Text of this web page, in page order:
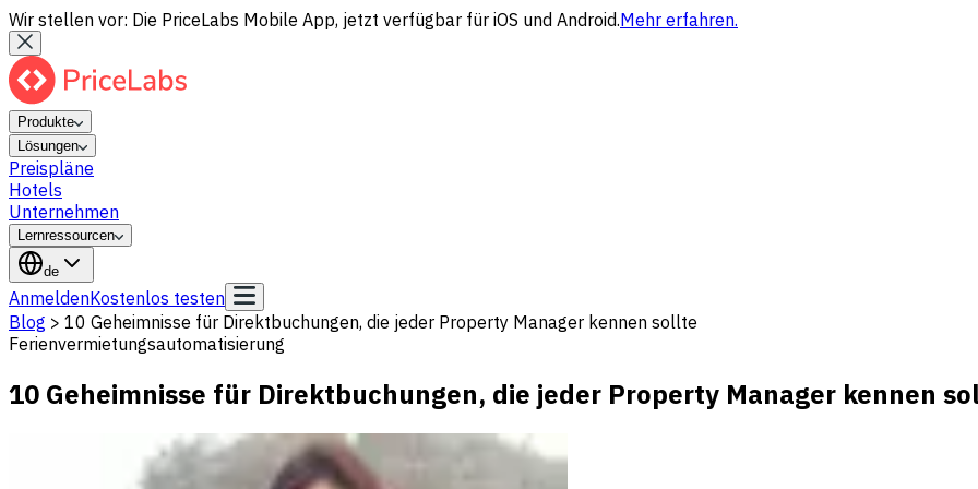
Wir stellen vor: Die PriceLabs Mobile App, jetzt verfügbar für iOS und Android.Mehr erfahren.
Produkte
Lösungen
Preispläne
Hotels
Unternehmen
Lernressourcen
de
AnmeldenKostenlos testen
Blog > 10 Geheimnisse für Direktbuchungen, die jeder Property Manager kennen sollte
Ferienvermietungsautomatisierung
10 Geheimnisse für Direktbuchungen, die jeder Property Manager kennen